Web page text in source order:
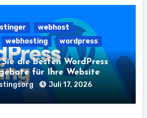
webhost
webhosting wordpress
die besten WordPress
für Ihre Website
Juli 17, 2026